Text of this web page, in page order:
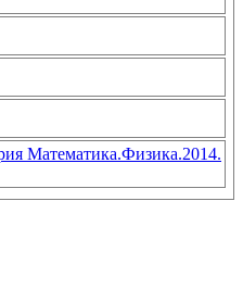
Математика.Физика.2014.